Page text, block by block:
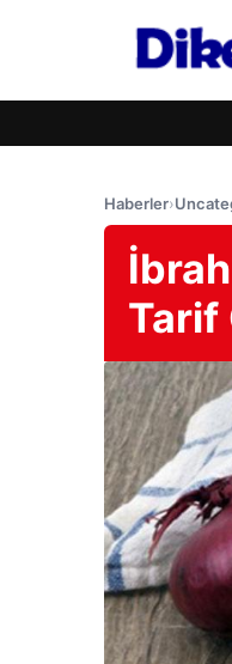
Haberler›
Tarif